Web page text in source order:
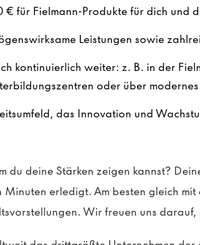
€ für Fielmann-Produkte für dich und
Leistungen sowie
kontinuierlich weiter: z. B. in der
oder über
das Innovation und
du deine Stärken zeigen kannst?
erledigt. Am besten gleich
Wir freuen uns darauf,